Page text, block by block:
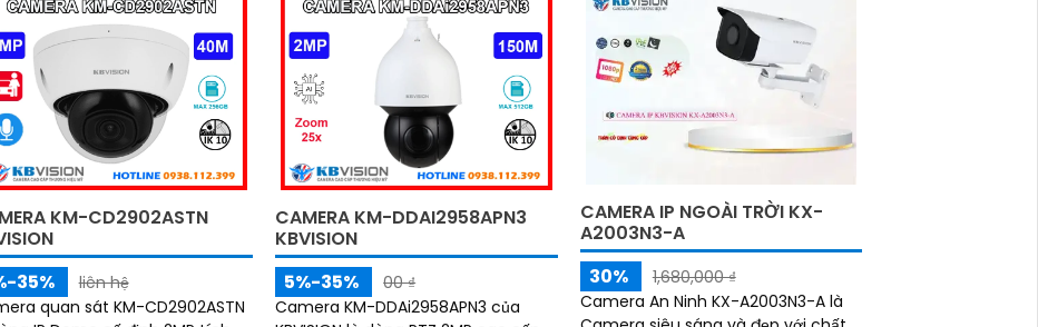
KM-CD2902ASTN
35%
liên hệ
quan sát KM-CD2902ASTN
CAMERA KM-DDAI2958APN3
KBVISION
5%-35%
00 ₫
Camera KM-DDAi2958APN3 của
CAMERA IP NGOÀI TRỜI KX-
A2003N3-A
30%
1,680,000 ₫
Camera An Ninh KX-A2003N3-A là